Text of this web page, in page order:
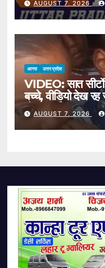
T20 League
Begins
The Team
AUGUST 7, 2026
आगरा उत्तर प्रदेश
VIDEO: सात सीटों
बच्चे, वीडियो देख
ठोंका जुर्माना
AUGUST 7, 2026